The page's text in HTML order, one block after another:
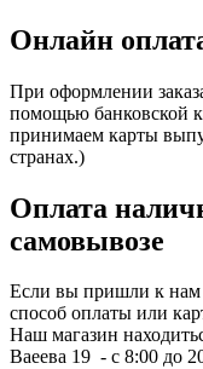
Онлайн
При оформлении
помощью банковской
принимаем карты
странах.)
Оплата
самовывозе
Если вы пришли к нам
способ оплаты или
Наш магазин
Ваеева 19 - с 8:00 до